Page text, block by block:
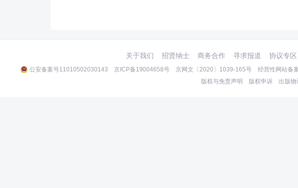
关于我们 招贤纳士 商务合作 寻求报道 协议专区
公安备案号11010502030143 京ICP备19004658号 京网文〔2020〕1039-165号 经营性网站备
版权与免责声明
版权申诉 出版物